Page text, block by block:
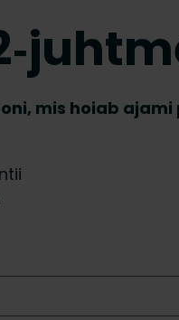
mis hoiab